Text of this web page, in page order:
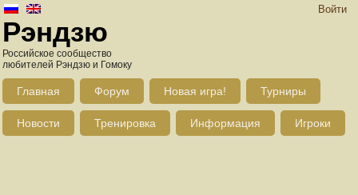
Войти
Рэндзю
Российское сообщество
любителей Рэндзю и Гомоку
Главная Форум Новая игра! Турниры
Новости Тренировка Информация Игроки